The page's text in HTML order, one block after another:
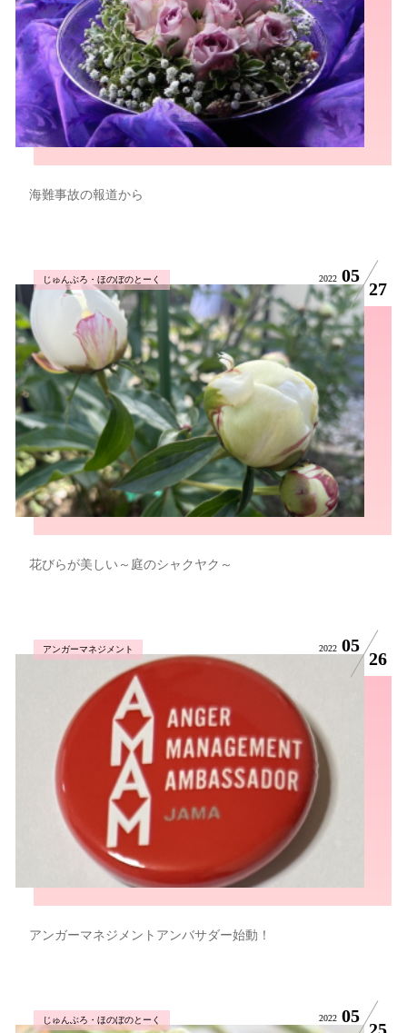
海難事故の報道から
じゅんぶろ・ほのぼのとーく 2022 05
27
花びらが美しい～庭のシャクヤク～
アンガーマネジメント 2022 05
26
アンガーマネジメントアンバサダー始動！
じゅんぶろ・ほのぼのとーく 2022 05
25